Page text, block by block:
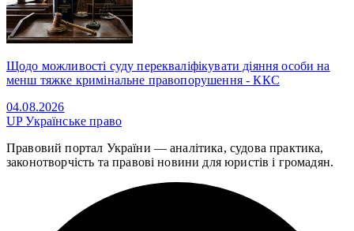
Щодо можливості суду перекваліфікувати діяння особи на
менш тяжке кримінальне правопорушення - ККС
04.08.2026
UPУкраїнське право
Правовий портал України — аналітика, судова практика,
законотворчість та правові новини для юристів і громадян.